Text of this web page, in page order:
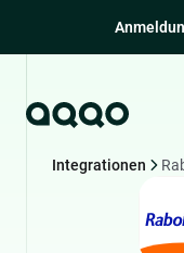
Integrationen